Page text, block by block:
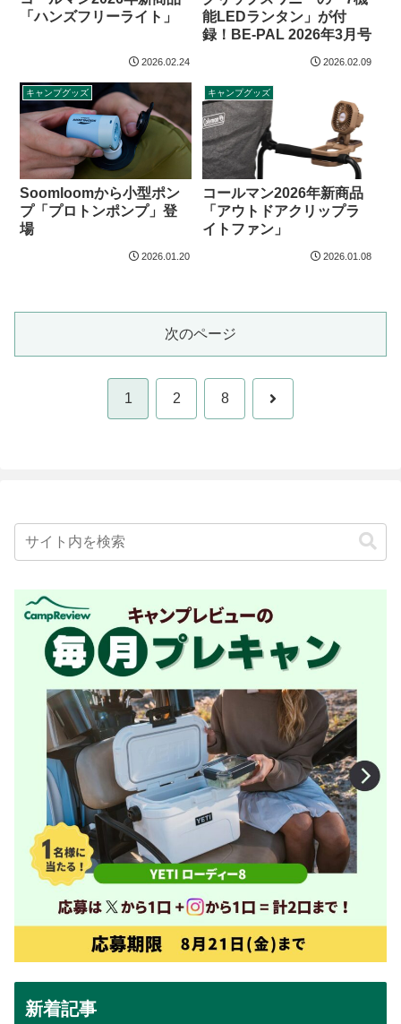
「ハンズフリーライト」
2026.02.24
能LEDランタン」が付
録！BE-PAL 2026年3月号
2026.02.09
キャンプグッズ
Soomloomから小型ポン
プ「プロトンポンプ」登
場
2026.01.20
キャンプグッズ
コールマン2026年新商品
「アウトドアクリップラ
イトファン」
2026.01.08
次のページ
1 2 8 次
新着記事